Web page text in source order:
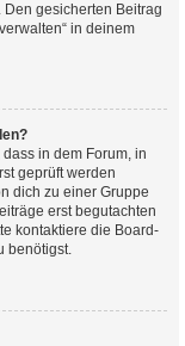
gesicherten Beitrag
in deinem
in dem Forum, in
geprüft werden
dich zu einer Gruppe
erst begutachten
kontaktiere die Board-
benötigst.